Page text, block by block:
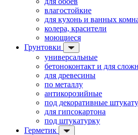
влагостойкие
для кухонь и ванных
колера, красители
моющиеся
Грунтовки
универсальные
бетоноконтакт и для
для древесины
по металлу
антикорозийные
под декоративные
для гипсокартона
под штукатурку
Герметик